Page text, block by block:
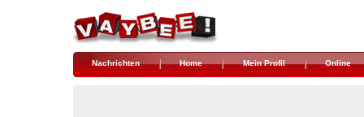
Nachrichten Home Mein Profil Online